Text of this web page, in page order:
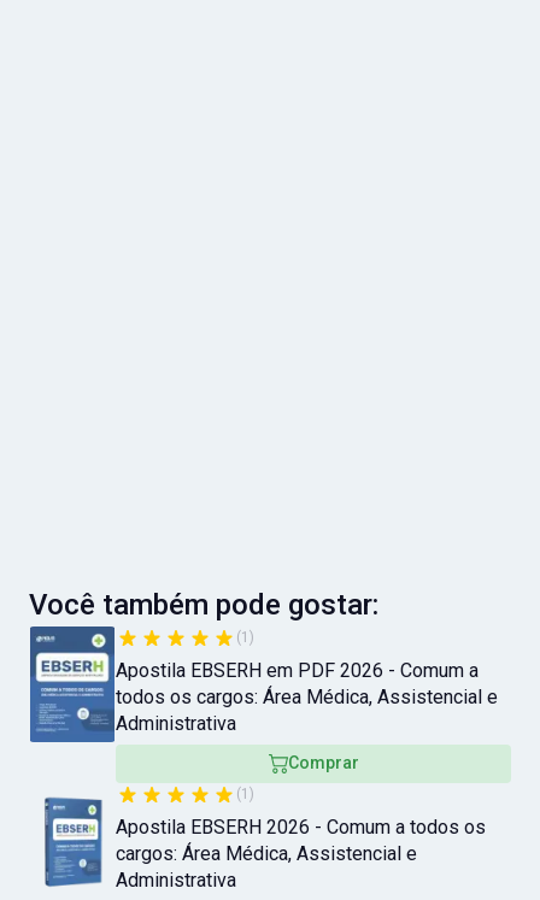
Você também pode gostar:
(1)
Apostila EBSERH em PDF 2026 - Comum a
todos os cargos: Área Médica, Assistencial e
Administrativa
Comprar
(1)
Apostila EBSERH 2026 - Comum a todos os
cargos: Área Médica, Assistencial e
Administrativa